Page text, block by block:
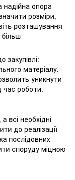
опора
розміри,
розташування
матеріалу.
уникнути
час роботи.
всі необхідні
до реалізації
послідовних
споруду міцною